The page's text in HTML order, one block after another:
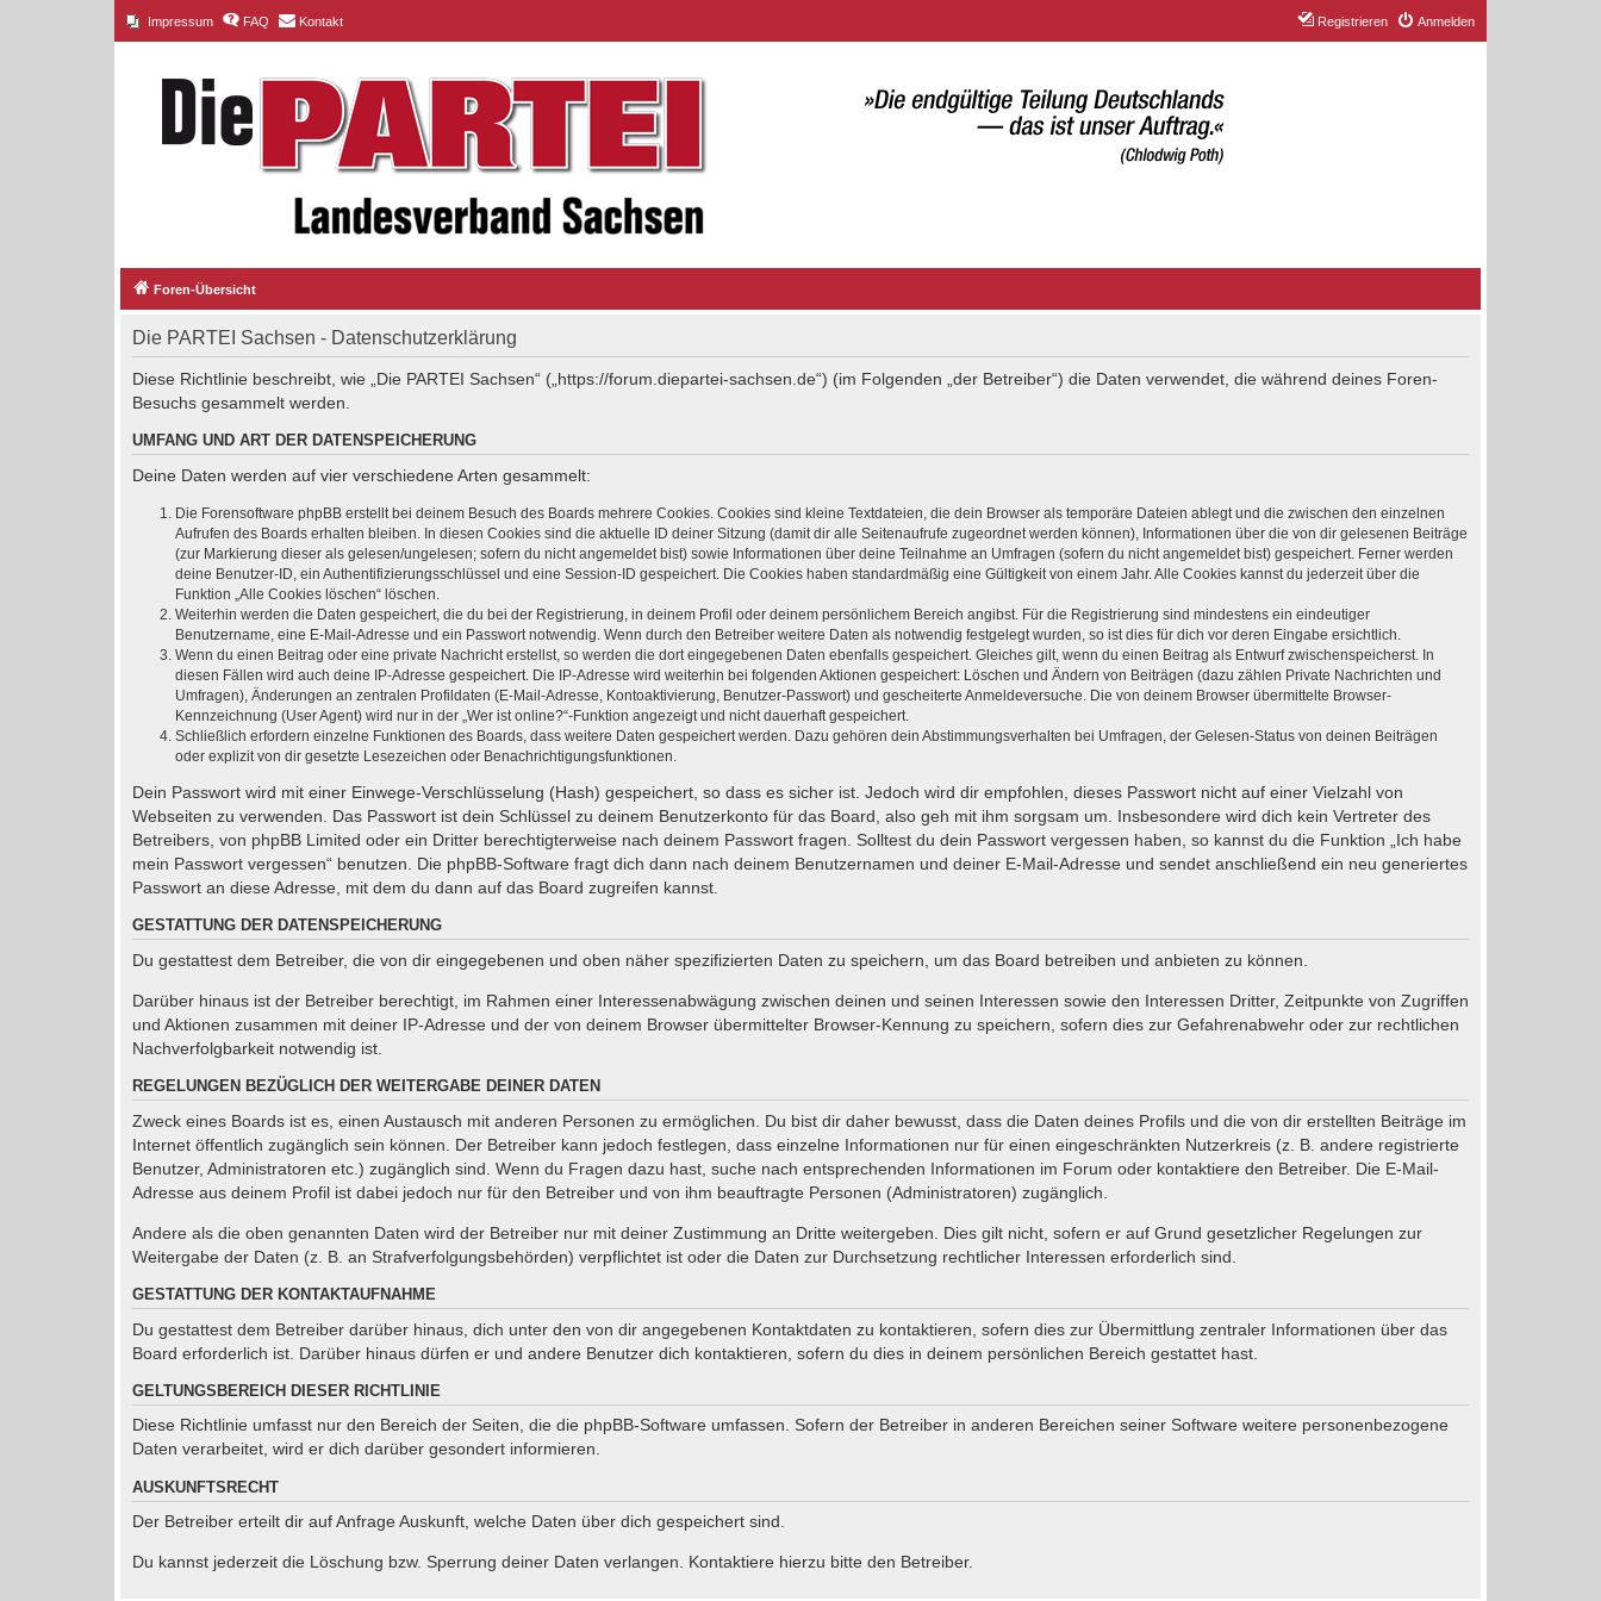
Impressum FAQ Kontakt Anmelden
Registrieren
Foren-Übersicht
Die PARTEI Sachsen - Datenschutzerklärung
Diese Richtlinie beschreibt, wie „Die PARTEI Sachsen“ („https://forum.diepartei-sachsen.de“) (im Folgenden „der Betreiber“) die Daten verwendet, die während deines Foren-
Besuchs gesammelt werden.
UMFANG UND ART DER DATENSPEICHERUNG
Deine Daten werden auf vier verschiedene Arten gesammelt:
Die Forensoftware phpBB erstellt bei deinem Besuch des Boards mehrere Cookies. Cookies sind kleine Textdateien, die dein Browser als temporäre Dateien ablegt und die zwischen den einzelnen
Aufrufen des Boards erhalten bleiben. In diesen Cookies sind die aktuelle ID deiner Sitzung (damit dir alle Seitenaufrufe zugeordnet werden können), Informationen über die von dir gelesenen Beiträge
(zur Markierung dieser als gelesen/ungelesen; sofern du nicht angemeldet bist) sowie Informationen über deine Teilnahme an Umfragen (sofern du nicht angemeldet bist) gespeichert. Ferner werden
deine Benutzer-ID, ein Authentifizierungsschlüssel und eine Session-ID gespeichert. Die Cookies haben standardmäßig eine Gültigkeit von einem Jahr. Alle Cookies kannst du jederzeit über die
Funktion „Alle Cookies löschen“ löschen.
Weiterhin werden die Daten gespeichert, die du bei der Registrierung, in deinem Profil oder deinem persönlichem Bereich angibst. Für die Registrierung sind mindestens ein eindeutiger
Benutzername, eine E-Mail-Adresse und ein Passwort notwendig. Wenn durch den Betreiber weitere Daten als notwendig festgelegt wurden, so ist dies für dich vor deren Eingabe ersichtlich.
Wenn du einen Beitrag oder eine private Nachricht erstellst, so werden die dort eingegebenen Daten ebenfalls gespeichert. Gleiches gilt, wenn du einen Beitrag als Entwurf zwischenspeicherst. In
diesen Fällen wird auch deine IP-Adresse gespeichert. Die IP-Adresse wird weiterhin bei folgenden Aktionen gespeichert: Löschen und Ändern von Beiträgen (dazu zählen Private Nachrichten und
Umfragen), Änderungen an zentralen Profildaten (E-Mail-Adresse, Kontoaktivierung, Benutzer-Passwort) und gescheiterte Anmeldeversuche. Die von deinem Browser übermittelte Browser-
Kennzeichnung (User Agent) wird nur in der „Wer ist online?“-Funktion angezeigt und nicht dauerhaft gespeichert.
Schließlich erfordern einzelne Funktionen des Boards, dass weitere Daten gespeichert werden. Dazu gehören dein Abstimmungsverhalten bei Umfragen, der Gelesen-Status von deinen Beiträgen
oder explizit von dir gesetzte Lesezeichen oder Benachrichtigungsfunktionen.
Dein Passwort wird mit einer Einwege-Verschlüsselung (Hash) gespeichert, so dass es sicher ist. Jedoch wird dir empfohlen, dieses Passwort nicht auf einer Vielzahl von
Webseiten zu verwenden. Das Passwort ist dein Schlüssel zu deinem Benutzerkonto für das Board, also geh mit ihm sorgsam um. Insbesondere wird dich kein Vertreter des
Betreibers, von phpBB Limited oder ein Dritter berechtigterweise nach deinem Passwort fragen. Solltest du dein Passwort vergessen haben, so kannst du die Funktion „Ich habe
mein Passwort vergessen“ benutzen. Die phpBB-Software fragt dich dann nach deinem Benutzernamen und deiner E-Mail-Adresse und sendet anschließend ein neu generiertes
Passwort an diese Adresse, mit dem du dann auf das Board zugreifen kannst.
GESTATTUNG DER DATENSPEICHERUNG
Du gestattest dem Betreiber, die von dir eingegebenen und oben näher spezifizierten Daten zu speichern, um das Board betreiben und anbieten zu können.
Darüber hinaus ist der Betreiber berechtigt, im Rahmen einer Interessenabwägung zwischen deinen und seinen Interessen sowie den Interessen Dritter, Zeitpunkte von Zugriffen
und Aktionen zusammen mit deiner IP-Adresse und der von deinem Browser übermittelter Browser-Kennung zu speichern, sofern dies zur Gefahrenabwehr oder zur rechtlichen
Nachverfolgbarkeit notwendig ist.
REGELUNGEN BEZÜGLICH DER WEITERGABE DEINER DATEN
Zweck eines Boards ist es, einen Austausch mit anderen Personen zu ermöglichen. Du bist dir daher bewusst, dass die Daten deines Profils und die von dir erstellten Beiträge im
Internet öffentlich zugänglich sein können. Der Betreiber kann jedoch festlegen, dass einzelne Informationen nur für einen eingeschränkten Nutzerkreis (z. B. andere registrierte
Benutzer, Administratoren etc.) zugänglich sind. Wenn du Fragen dazu hast, suche nach entsprechenden Informationen im Forum oder kontaktiere den Betreiber. Die E-Mail-
Adresse aus deinem Profil ist dabei jedoch nur für den Betreiber und von ihm beauftragte Personen (Administratoren) zugänglich.
Andere als die oben genannten Daten wird der Betreiber nur mit deiner Zustimmung an Dritte weitergeben. Dies gilt nicht, sofern er auf Grund gesetzlicher Regelungen zur
Weitergabe der Daten (z. B. an Strafverfolgungsbehörden) verpflichtet ist oder die Daten zur Durchsetzung rechtlicher Interessen erforderlich sind.
GESTATTUNG DER KONTAKTAUFNAHME
Du gestattest dem Betreiber darüber hinaus, dich unter den von dir angegebenen Kontaktdaten zu kontaktieren, sofern dies zur Übermittlung zentraler Informationen über das
Board erforderlich ist. Darüber hinaus dürfen er und andere Benutzer dich kontaktieren, sofern du dies in deinem persönlichen Bereich gestattet hast.
GELTUNGSBEREICH DIESER RICHTLINIE
Diese Richtlinie umfasst nur den Bereich der Seiten, die die phpBB-Software umfassen. Sofern der Betreiber in anderen Bereichen seiner Software weitere personenbezogene
Daten verarbeitet, wird er dich darüber gesondert informieren.
AUSKUNFTSRECHT
Der Betreiber erteilt dir auf Anfrage Auskunft, welche Daten über dich gespeichert sind.
Du kannst jederzeit die Löschung bzw. Sperrung deiner Daten verlangen. Kontaktiere hierzu bitte den Betreiber.